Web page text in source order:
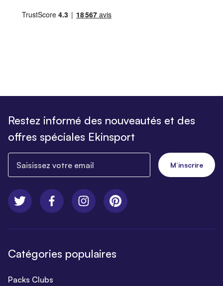
Restez informé des nouveautés et des
offres spéciales Ekinsport
M’inscrire
Catégories populaires
Packs Clubs